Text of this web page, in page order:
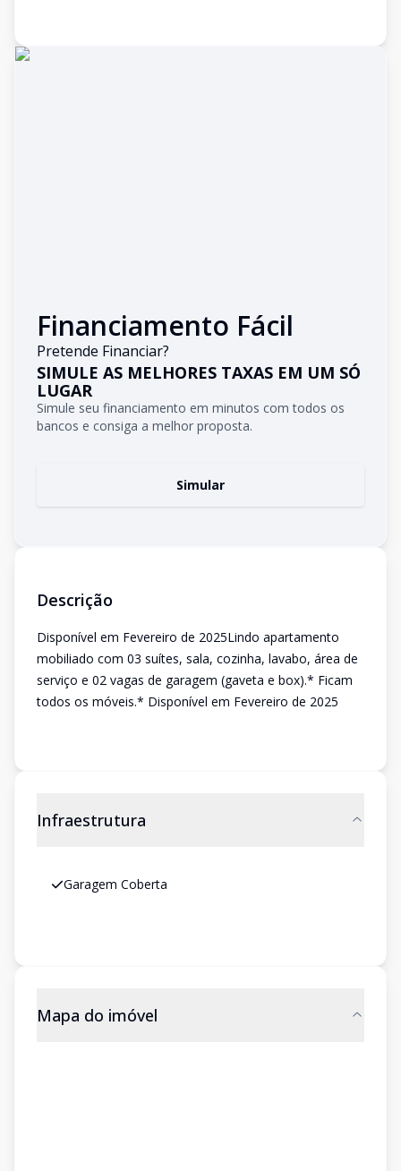
Financiamento Fácil
Pretende Financiar?
SIMULE AS MELHORES TAXAS EM UM SÓ
LUGAR
Simule seu financiamento em minutos com todos os
bancos e consiga a melhor proposta.
Simular
Descrição
Disponível em Fevereiro de 2025Lindo apartamento
mobiliado com 03 suítes, sala, cozinha, lavabo, área de
serviço e 02 vagas de garagem (gaveta e box).* Ficam
todos os móveis.* Disponível em Fevereiro de 2025
Infraestrutura
Garagem Coberta
Mapa do imóvel